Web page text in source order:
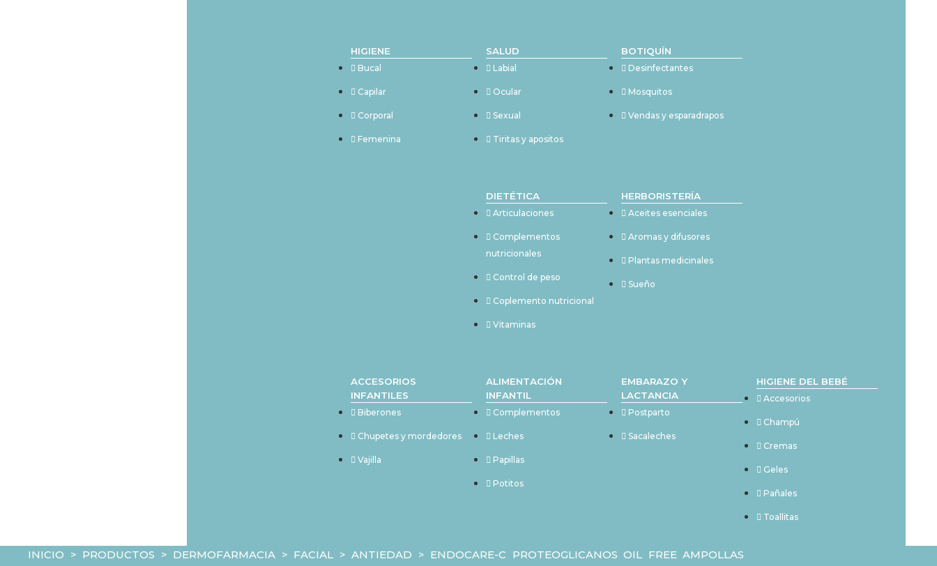
HIGIENE
Bucal
Capilar
Corporal
Femenina
SALUD
Labial
Ocular
Sexual
Tiritas y apositos
BOTIQUÍN
Desinfectantes
Mosquitos
Vendas y esparadrapos
DIETÉTICA
Articulaciones
Complementos
nutricionales
Control de peso
Coplemento nutricional
Vitaminas
HERBORISTERÍA
Aceites esenciales
Aromas y difusores
Plantas medicinales
Sueño
ACCESORIOS
INFANTILES
Biberones
Chupetes y mordedores
Vajilla
ALIMENTACIÓN
INFANTIL
Complementos
Leches
Papillas
Potitos
EMBARAZO Y
LACTANCIA
Postparto
Sacaleches
HIGIENE DEL BEBÉ
Accesorios
Champú
Cremas
Geles
Pañales
Toallitas
INICIO > PRODUCTOS > DERMOFARMACIA > FACIAL >ANTIEDAD > ENDOCARE-C PROTEOGLICANOS OIL FREE AMPOLLAS